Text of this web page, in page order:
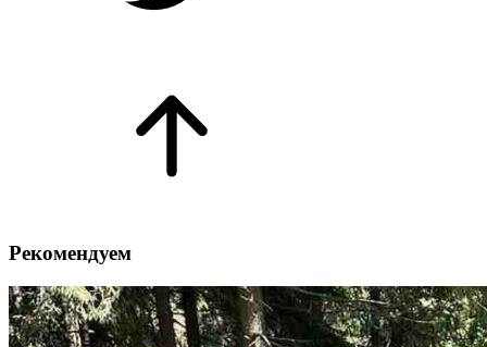
Рекомендуем